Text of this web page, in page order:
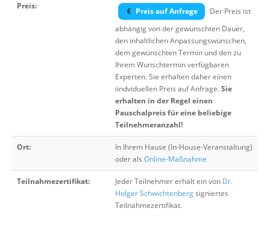
Preis:
Preis auf Anfrage
Der Preis ist
abhängig von der gewünschten Dauer,
den inhaltlichen Anpassungswünschen,
dem gewünschten Termin und den zu
Ihrem Wunschtermin verfügbaren
Experten. Sie erhalten daher einen
iindviduellen Preis auf Anfrage.Sie
erhalten in der Regel einen
Pauschalpreis für eine beliebige
Teilnehmeranzahl!
Ort:
In Ihrem Hause (In-House-Veranstaltung)
oder als Online-Maßnahme
Teilnahmezertifikat: Jeder Teilnehmer erhält ein von Dr.
Holger Schwichtenbergsigniertes
Teilnahmezertifikat.